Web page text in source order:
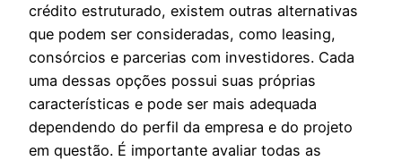
crédito estruturado, existem outras alternativas
que podem ser consideradas, como leasing,
consórcios e parcerias com investidores. Cada
uma dessas opções possui suas próprias
características e pode ser mais adequada
dependendo do perfil da empresa e do projeto
em questão. É importante avaliar todas as